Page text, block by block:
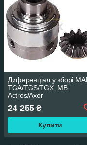
Диференціал у зборі
TGA/TGS/TGX, MB
Actros/Axor
24 255 ₴
Купити